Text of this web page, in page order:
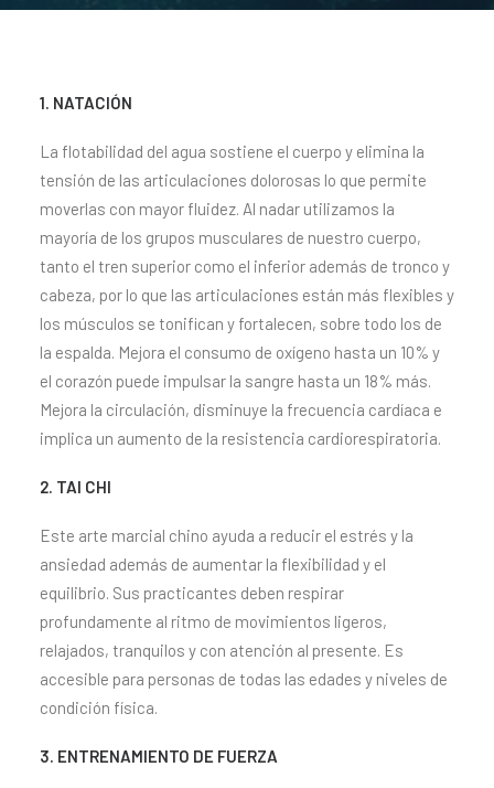
1. NATACIÓN
La flotabilidad del agua sostiene el cuerpo y elimina la
tensión de las articulaciones dolorosas lo que permite
moverlas con mayor fluidez. Al nadar utilizamos la
mayoría de los grupos musculares de nuestro cuerpo,
tanto el tren superior como el inferior además de tronco y
cabeza, por lo que las articulaciones están más flexibles y
los músculos se tonifican y fortalecen, sobre todo los de
la espalda. Mejora el consumo de oxígeno hasta un 10% y
el corazón puede impulsar la sangre hasta un 18% más.
Mejora la circulación, disminuye la frecuencia cardíaca e
implica un aumento de la resistencia cardiorespiratoria.
2. TAI CHI
Este arte marcial chino ayuda a reducir el estrés y la
ansiedad además de aumentar la flexibilidad y el
equilibrio. Sus practicantes deben respirar
profundamente al ritmo de movimientos ligeros,
relajados, tranquilos y con atención al presente. Es
accesible para personas de todas las edades y niveles de
condición física.
3. ENTRENAMIENTO DE FUERZA